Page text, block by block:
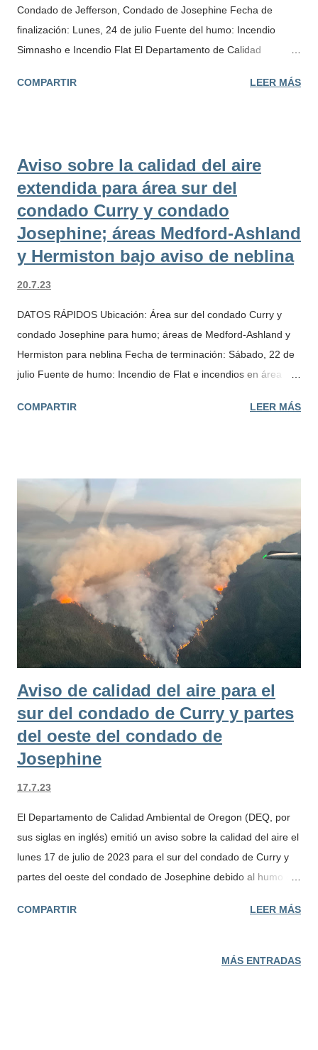
Condado de Jefferson, Condado de Josephine Fecha de
finalización: Lunes, 24 de julio Fuente del humo: Incendio
Simnasho e Incendio Flat El Departamento de Calidad
sábado para las siguientes áreas: · La Reserva Warm
debido al humo del Incendio Flat. El Departamento de Calidad
Ambiental espera que el aviso de calidad del aire dure al
menos hasta el lunes 24 de julio. El Departamento de Calidad
Ambiental y sus agencias asociadas continuarán monitoreando
el humo en las áreas mencionadas. Los niveles de humo
pueden cambiar rápidamente dependiendo del clima. Revise
las condiciones actuales en el Blog de Información sobre el
COMPARTIR LEER MÁS
Aviso sobre la calidad del aire
extendida para área sur del
condado Curry y condado
Josephine; áreas Medford-Ashland
y Hermiston bajo aviso de neblina
20.7.23
DATOS RÁPIDOS Ubicación: Área sur del condado Curry y
condado Josephine para humo; áreas de Medford-Ashland y
Hermiston para neblina Fecha de terminación: Sábado, 22 de
julio Fuente de humo: Incendio de Flat e incendios en área
de Oregon (DEQ, por sus siglas en inglés ha extendido su
del indendio en Flat. El DEQ también ha extendido un aviso
para las áreas de Medford-Ashland y Hermiston deido a
niveles de contaminación elevados de ozono—o neblina. El
humo de los incendios cercanos combinado con las altas
temperaturas ha producido neblina. El DEQ espera que la
calidad de aire empeorará durante las tardes debido a la
formación de neblina. El DEQ espera que el aviso de calidad
de aire dura hasta el anochecer de este sábado, 22 de Julio...
COMPARTIR LEER MÁS
Aviso de calidad del aire para el
sur del condado de Curry y partes
del oeste del condado de
Josephine
17.7.23
El Departamento de Calidad Ambiental de Oregon (DEQ, por
sus siglas en inglés) emitió un aviso sobre la calidad del aire el
lunes 17 de julio de 2023 para el sur del condado de Curry y
partes del oeste del condado de Josephine debido al humo del
calidad del aire dure al menos hasta el miércoles 19 de julio. El
humo en el área. La calidad del aire puede deteriorarse
COMPARTIR LEER MÁS
MÁS ENTRADAS